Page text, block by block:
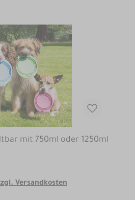
mit 750ml oder 1250ml
Versandkosten